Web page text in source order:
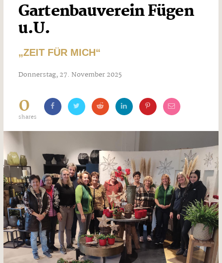
Gartenbauverein Fügen
u.U.
„ZEIT FÜR MICH“
Donnerstag, 27. November 2025
0
shares